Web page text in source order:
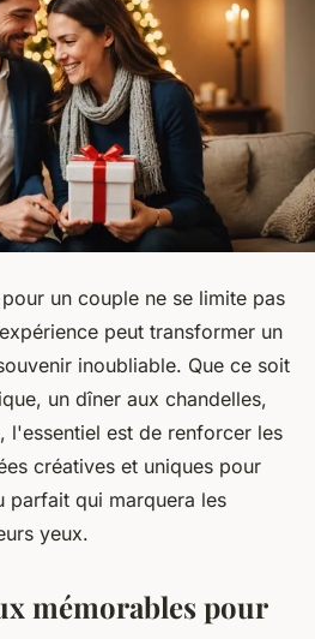
un couple ne se limite pas
peut transformer un
inoubliable. Que ce soit
un dîner aux chandelles,
l'essentiel est de renforcer les
créatives et uniques pour
parfait qui marquera les
yeux.
mémorables pour